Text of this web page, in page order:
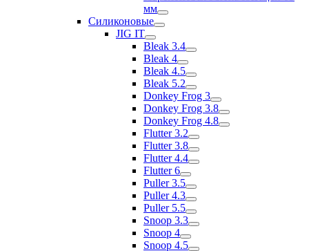
мм
Силиконовые
JIG IT
Bleak 3.4
Bleak 4
Bleak 4.5
Bleak 5.2
Donkey Frog 3
Donkey Frog 3.8
Donkey Frog 4.8
Flutter 3.2
Flutter 3.8
Flutter 4.4
Flutter 6
Puller 3.5
Puller 4.3
Puller 5.5
Snoop 3.3
Snoop 4
Snoop 4.5